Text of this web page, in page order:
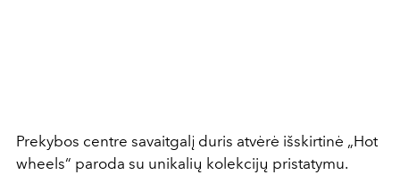
Prekybos centre savaitgalį duris atvėrė išskirtinė „Hot
wheels“ paroda su unikalių kolekcijų pristatymu.